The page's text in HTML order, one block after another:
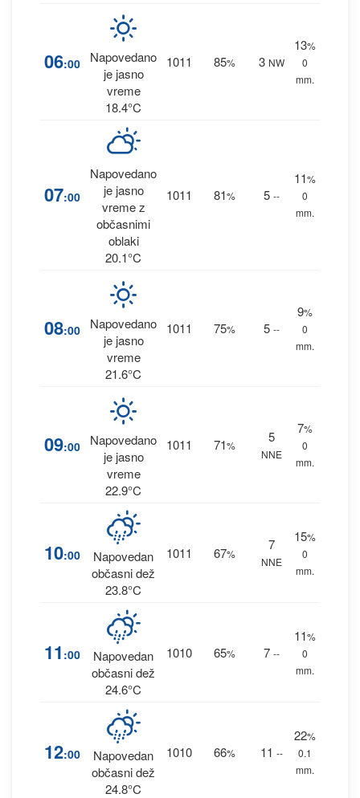
06:00
Napovedano
je jasno
vreme
18.4°C
1011 85% 3 NW
13%
0
mm.
07:00
Napovedano
je jasno
vreme z
občasnimi
oblaki
20.1°C
1011 81% 5 --
11%
0
mm.
08:00
Napovedano
je jasno
vreme
21.6°C
1011 75% 5 --
9%
0
mm.
09:00
Napovedano
je jasno
vreme
22.9°C
1011 71%
5
NNE
7%
0
mm.
10:00
Napovedan
občasni dež
23.8°C
1011 67%
7
NNE
15%
0
mm.
11 :00
Napovedan
občasni dež
24.6°C
1010 65% 7 --
11%
0
mm.
12:00
Napovedan
občasni dež
24.8°C
1010 66% 11 --
22%
0.1
mm.